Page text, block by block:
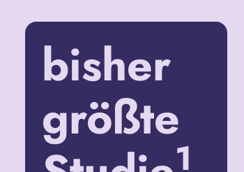
bisher
größte
1